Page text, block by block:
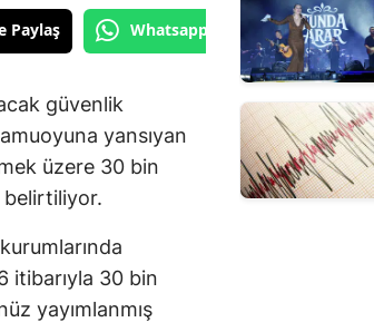
Paylaş Whatsapp'tan Gönder
güvenlik
yansıyan
üzere 30 bin
belirtiliyor.
itibarıyla 30 bin
yayımlanmış